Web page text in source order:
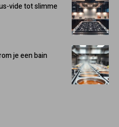
vide tot slimme
je een bain